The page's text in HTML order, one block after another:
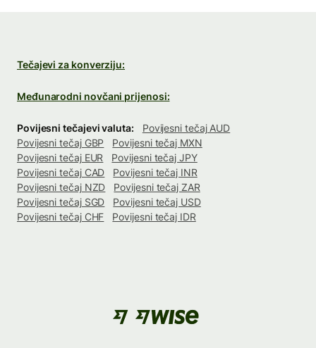
Tečajevi za konverziju:
Međunarodni novčani prijenosi:
Povijesni tečajevi valuta:
Povijesni tečaj AUD
Povijesni tečaj GBP
Povijesni tečaj MXN
Povijesni tečaj EUR
Povijesni tečaj JPY
Povijesni tečaj CAD
Povijesni tečaj INR
Povijesni tečaj NZD
Povijesni tečaj ZAR
Povijesni tečaj SGD
Povijesni tečaj USD
Povijesni tečaj CHF
Povijesni tečaj IDR